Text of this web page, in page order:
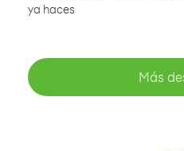
ya haces
Más